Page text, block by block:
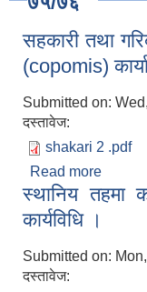
सहकारी तथा
(copomis)
Submitted on:
दस्तावेज:
shakari 2 .pdf
Read more
स्थानिय तहमा
कार्यविधि ।
Submitted on:
दस्तावेज: